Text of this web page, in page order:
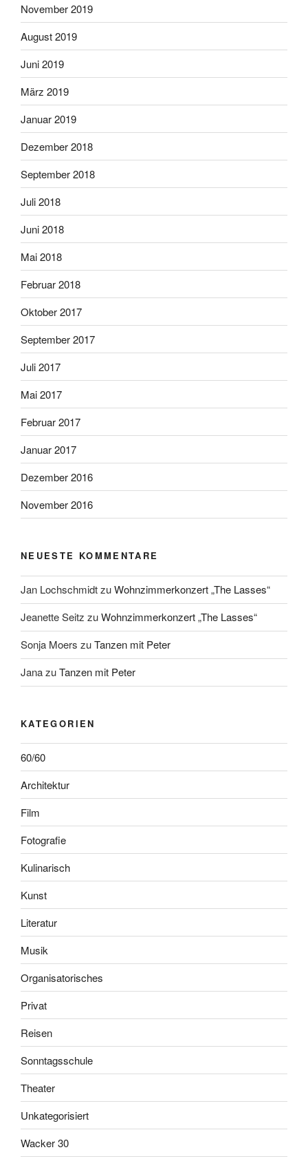
November 2019
August 2019
Juni 2019
März 2019
Januar 2019
Dezember 2018
September 2018
Juli 2018
Juni 2018
Mai 2018
Februar 2018
Oktober 2017
September 2017
Juli 2017
Mai 2017
Februar 2017
Januar 2017
Dezember 2016
November 2016
NEUESTE KOMMENTARE
Jan LochschmidtzuWohnzimmerkonzert „The Lasses“
Jeanette Seitz zuWohnzimmerkonzert „The Lasses“
Sonja Moers zuTanzen mit Peter
JanazuTanzen mit Peter
KATEGORIEN
60/60
Architektur
Film
Fotografie
Kulinarisch
Kunst
Literatur
Musik
Organisatorisches
Privat
Reisen
Sonntagsschule
Theater
Unkategorisiert
Wacker 30